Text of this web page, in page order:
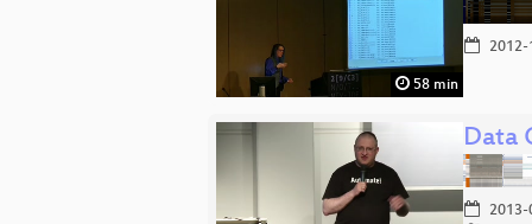
58 min
Data